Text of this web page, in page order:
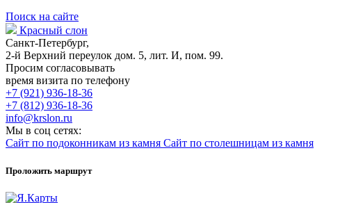
Поиск на сайте
Красный слон
Санкт-Петербург,
2-й Верхний переулок дом. 5, лит. И, пом. 99.
Просим согласовывать
время визита по телефону
+7 (921) 936-18-36
+7 (812) 936-18-36
info@krslon.ru
Мы в соц сетях:
Сайт по подоконникам из камня Сайт по столешницам из камня
Проложить маршрут